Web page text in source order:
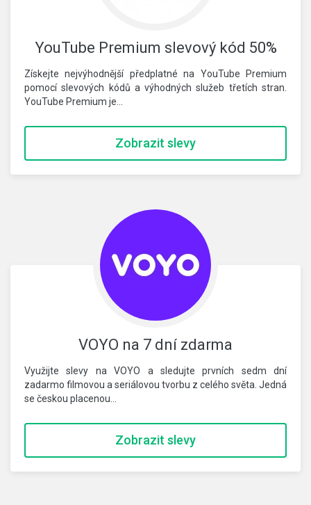
YouTube Premium slevový kód 50%
Získejte nejvýhodnější předplatné na YouTube Premium
pomocí slevových kódů a výhodných služeb třetích stran.
YouTube Premium je…
Zobrazit slevy
VOYO na 7 dní zdarma
Využijte slevy na VOYO a sledujte prvních sedm dní
zadarmo filmovou a seriálovou tvorbu z celého světa. Jedná
se českou placenou…
Zobrazit slevy